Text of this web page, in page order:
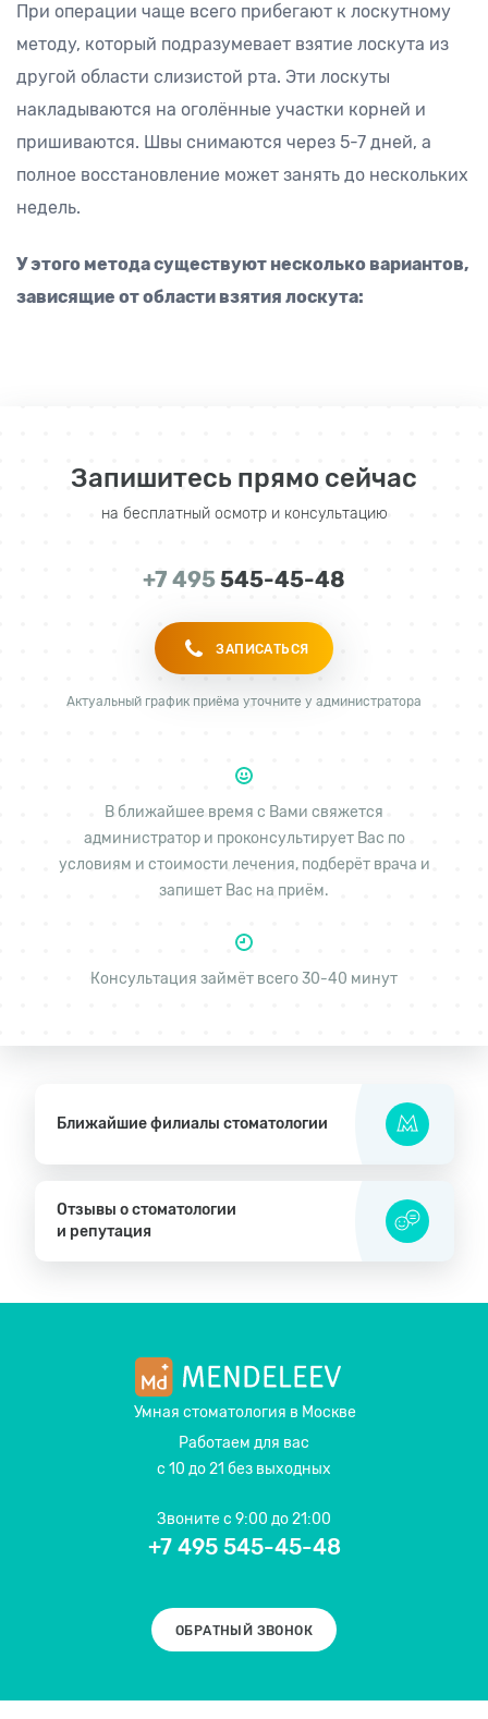
При операции чаще всего прибегают к лоскутному
методу, который подразумевает взятие лоскута из
другой области слизистой рта. Эти лоскуты
накладываются на оголённые участки корней и
пришиваются. Швы снимаются через 5-7 дней, а
полное восстановление может занять до нескольких
недель.
У этого метода существуют несколько вариантов,
зависящие от области взятия лоскута:
Запишитесь прямо сейчас
на бесплатный осмотр и консультацию
ЗАПИСАТЬСЯ
+7 495545-45-48
Актуальный график приёма уточните у администратора
В ближайшее время с Вами свяжется
администратор и проконсультирует Вас по
условиям и стоимости лечения, подберёт врача и
запишет Вас на приём.
Консультация займёт всего 30-40 минут
Ближайшие филиалы стоматологии
Отзывы о стоматологии
и репутация
Умная стоматология в Москве
Работаем для вас
с 10 до 21 без выходных
Звонитес 9:00 до 21:00
+7 495 545-45-48
ОБРАТНЫЙ ЗВОНОК